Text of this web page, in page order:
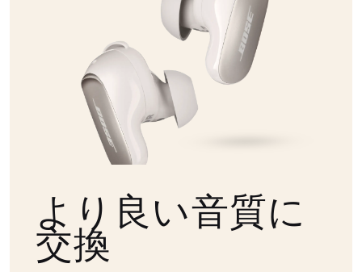
より良い音質に
交換